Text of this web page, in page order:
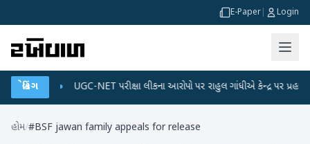
E-Paper Login
બ્રેકિંગ
પ્લાન UGC-NET પરીક્ષા લીકના આરોપો પર રાહુલ ગાંધીએ કેન્દ્ર પર પ્રહાર કર્યા
હોમ/#BSF jawan family appeals for release